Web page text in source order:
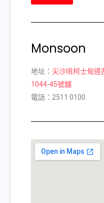
Monsoon
地址：尖沙咀柯士甸道
1044-45號舖
電話：2511 0100